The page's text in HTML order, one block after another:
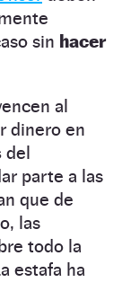
sin hacer
al
dinero en
del
parte a las
que de
las
todo la
estafa ha